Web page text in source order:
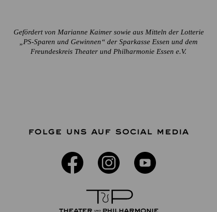
Gefördert von Marianne Kaimer sowie aus Mitteln der Lotterie
„PS-Sparen und Gewinnen“ der Sparkasse Essen und dem
Freundeskreis Theater und Philharmonie Essen e.V.
FOLGE UNS AUF SOCIAL MEDIA